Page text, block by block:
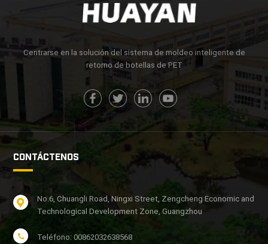
Centrarse en la solución del sistema de moldeo inteligente de
retorno de botellas de PET
CONTÁCTENOS
No.6, Chuangli Road, Ningxi Street, Zengcheng Economic and
Technological Development Zone, Guangzhou
Teléfono: 00862032638568